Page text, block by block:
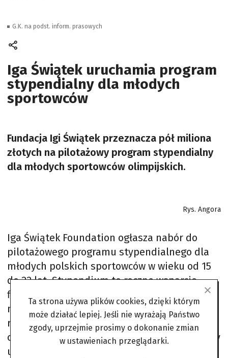
Iga Świątek uruchamia program
stypendialny dla młodych
sportowców
Fundacja Igi Świątek przeznacza pół miliona
złotych na pilotażowy program stypendialny
dla młodych sportowców olimpijskich.
Rys. Angora
Iga Świątek Foundation ogłasza nabór do
pilotażowego programu stypendialnego dla
młodych polskich sportowców w wieku od 15
do 22 lat. Stypendium to roczne wsparcie
finansowe, a także pozafinansowe dla
maksymalnie piątki wybranych zawodników
reprezentujących nasz kraj w dyscyplinach
olimpijskich. Tenisistka gwarantuje młodzieży
udział w warsztatach mentorskich oraz w
G.K. na podst. inform. prasowych
Ta strona używa plików cookies, dzięki którym
może działać lepiej. Jeśli nie wyrażają Państwo
zgody, uprzejmie prosimy o dokonanie zmian
w ustawieniach przeglądarki.